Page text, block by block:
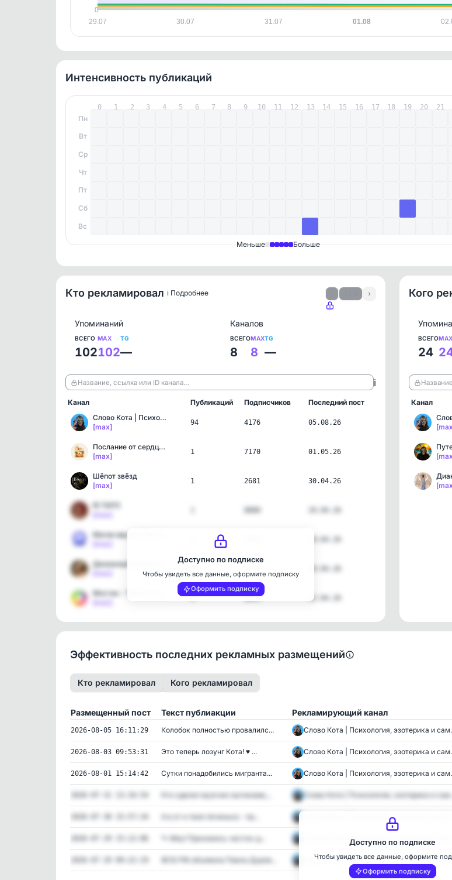
29.07 30.07 31.07 01.08
0
Интенсивность публикаций
0 1 2 3 4 5 6 7 8 9 10 11 12 13 14 15 16 17 18 19 20 21
Пн
Вт
Ср
Чт
Пт
Сб
Вс
Меньше Больше
Кто рекламировал ℹ️ Подробнее ›
Упоминаний
ВСЕГО
102
MAX
102
TG
—
Каналов
ВСЕГО
8
MAX
8
TG
—
Название, ссылка или ID канала… ℹ️
Канал Публикаций Подписчиков
Последний пост
Слово Кота | Психология,…
[max]
94 4176 05.08.26
Послание от сердца 💌
[max]
1 7170 01.05.26
Шёпот звёзд
[max]
1 2681 30.04.26
1 8825 22.04.26
Доступно по подписке
Чтобы увидеть все данные, оформите подписку
Оформить подписку
Кого
ВСЕГО
24
MAX
Канал
Эффективность последних рекламных размещений
Кто рекламировал Кого рекламировал
Размещенный пост Текст публиакции Рекламирующий канал
2026-08-05 16:11:29 Колобок полностью провалилс... Слово Кота | Психология, эзотерика и
2026-08-03 09:53:31 Это теперь лозунг Кота! ♥ ... Слово Кота | Психология, эзотерика и
2026-08-01 15:14:42 Сутки понадобились мигранта... Слово Кота | Психология, эзотерика и
Кто сделал мужчин нытиками,... Слово Кота | Психология, эзотерика и сам...
А в от и твоя печенька - пр... Слово Кота | Психология, эзотерика и сам...
🐾 Мяу! Признаюсь честно: д... Слово Кота | Психология, эзотерика и сам...
ФСБ РФ объявила Павла Дуров... Слово Кота | Психология, эзотерика и
Доступно по подписке
Чтобы увидеть все данные, оформите
Оформить подписку